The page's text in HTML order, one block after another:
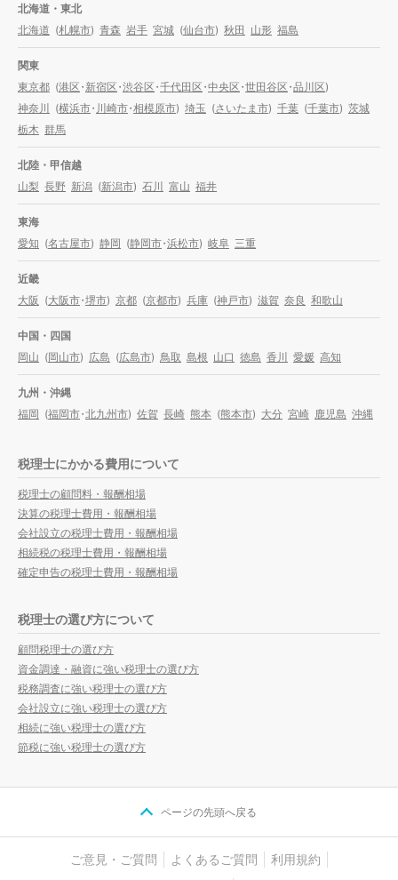
北海道・東北
北海道 (札幌市) 青森 岩手 宮城 (仙台市) 秋田 山形 福島
関東
東京都 (港区・新宿区・渋谷区・千代田区・中央区・世田谷区・品川区)
神奈川 (横浜市・川崎市・相模原市) 埼玉 (さいたま市) 千葉 (千葉市) 茨城
栃木 群馬
北陸・甲信越
山梨 長野 新潟 (新潟市) 石川 富山 福井
東海
愛知 (名古屋市) 静岡 (静岡市・浜松市) 岐阜 三重
近畿
大阪 (大阪市・堺市) 京都 (京都市) 兵庫 (神戸市) 滋賀 奈良 和歌山
中国・四国
岡山 (岡山市) 広島 (広島市) 鳥取 島根 山口 徳島 香川 愛媛 高知
九州・沖縄
福岡 (福岡市・北九州市) 佐賀 長崎 熊本 (熊本市) 大分 宮崎 鹿児島 沖縄
税理士にかかる費用について
税理士の顧問料・報酬相場
決算の税理士費用・報酬相場
会社設立の税理士費用・報酬相場
相続税の税理士費用・報酬相場
確定申告の税理士費用・報酬相場
税理士の選び方について
顧問税理士の選び方
資金調達・融資に強い税理士の選び方
税務調査に強い税理士の選び方
会社設立に強い税理士の選び方
相続に強い税理士の選び方
節税に強い税理士の選び方
ページの先頭へ戻る
ご意見・ご質問 よくあるご質問
利用規約